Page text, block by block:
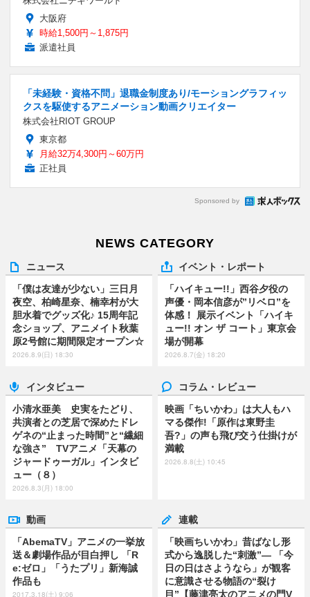
大阪府
時給1,500円～1,875円
派遣社員
「未経験・資格不問」退職金制度あり/モーショングラフィッ
クスを駆使するアニメーション動画クリエイター
株式会社RIOT GROUP
東京都
月給32万4,300円～60万円
正社員
Sponsored by
NEWS CATEGORY
ニュース
「僕は友達が少ない」三日月
夜空、柏崎星奈、楠幸村が大
胆水着でグッズ化♪ 15周年記
念ショップ、アニメイト秋葉
原2号館に期間限定オープン☆
2026.8.9(日) 18:30
イベント・レポート
「ハイキュー!!」西谷夕役の
声優・岡本信彦が”リベロ”を
体感！ 展示イベント「ハイキ
ュー!! オン ザ コート」東京会
場が開幕
2026.8.7(金) 18:20
インタビュー
小清水亜美 史実をたどり、
共演者との芝居で深めたドレ
ゲネの“止まった時間”と“繊細
な強さ” TVアニメ「天幕の
ジャードゥーガル」インタビ
ュー（８）
2026.8.3(月) 18:00
コラム・レビュー
映画「ちいかわ」は大人もハ
マる傑作!「原作は東野圭
吾?」の声も飛び交う仕掛けが
満載
2026.8.8(土) 10:45
動画
「AbemaTV」アニメの一挙放
送＆劇場作品が目白押し 「R
e:ゼロ」「うたプリ」新海誠
作品も
2017.3.18(土) 9:06
連載
「映画ちいかわ」昔ばなし形
式から逸脱した“刺激”― 「今
日の日はさようなら」が観客
に意識させる物語の“裂け
目”【藤津亮太のアニメの門V